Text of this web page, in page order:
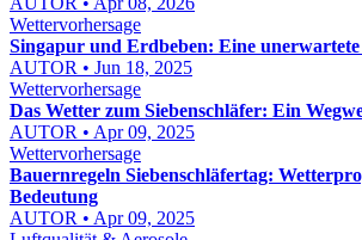
Wettervorhersage
Singapur und Erdbeben: Eine
AUTOR • Jun 18, 2025
Wettervorhersage
Das Wetter zum Siebenschläfer: Ein
AUTOR • Apr 09, 2025
Wettervorhersage
Bauernregeln Siebenschläfertag:
Bedeutung
AUTOR • Apr 09, 2025